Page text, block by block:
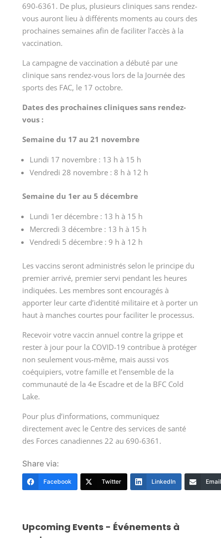
690-6361. De plus, plusieurs cliniques sans rendez-
vous auront lieu à différents moments au cours des
prochaines semaines afin de faciliter l’accès à la
vaccination.
La campagne de vaccination a débuté par une
clinique sans rendez-vous lors de la Journée des
sports des FAC, le 17 octobre.
Dates des prochaines cliniques sans rendez-
vous :
Semaine du 17 au 21 novembre
Lundi 17 novembre : 13 h à 15 h
Vendredi 28 novembre : 8 h à 12 h
Semaine du 1er au 5 décembre
Lundi 1er décembre : 13 h à 15 h
Mercredi 3 décembre : 13 h à 15 h
Vendredi 5 décembre : 9 h à 12 h
Les vaccins seront administrés selon le principe du
premier arrivé, premier servi pendant les heures
indiquées. Les membres sont encouragés à
apporter leur carte d’identité militaire et à porter un
haut à manches courtes pour faciliter le processus.
Recevoir votre vaccin annuel contre la grippe et
rester à jour pour la COVID-19 contribue à protéger
non seulement vous-même, mais aussi vos
coéquipiers, votre famille et l’ensemble de la
communauté de la 4e Escadre et de la BFC Cold
Lake.
Pour plus d’informations, communiquez
directement avec le Centre des services de santé
des Forces canadiennes 22 au 690-6361.
Share via:
Facebook Twitter LinkedIn Email
Upcoming Events - Événements à